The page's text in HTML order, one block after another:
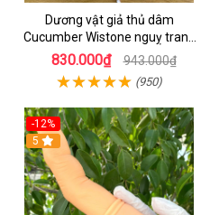
Dương vật giả thủ dâm
Cucumber Wistone nguỵ trang
hình quả dưa Leo
830.000₫ 943.000₫
(950)
-12%
5